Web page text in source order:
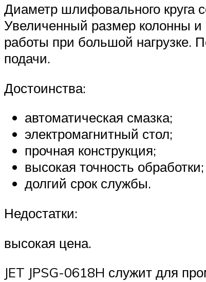
Диаметр шлифовального круга
Увеличенный размер колонны и
работы при большой нагрузке.
подачи.
Достоинства:
автоматическая смазка;
электромагнитный стол;
прочная конструкция;
высокая точность обработки;
долгий срок службы.
Недостатки:
высокая цена.
JET JPSG-0618H служит для